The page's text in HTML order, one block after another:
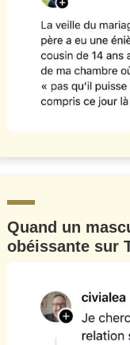
Quand un
obéissante sur